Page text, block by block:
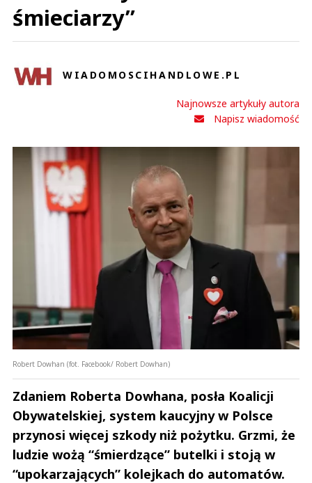
śmieciarzy”
WIADOMOSCIHANDLOWE.PL
Najnowsze artykuły autora
Napisz wiadomość
Robert Dowhan (fot. Facebook/ Robert Dowhan)
Zdaniem Roberta Dowhana, posła Koalicji
Obywatelskiej, system kaucyjny w Polsce
przynosi więcej szkody niż pożytku. Grzmi, że
ludzie wożą “śmierdzące” butelki i stoją w
“upokarzających” kolejkach do automatów.